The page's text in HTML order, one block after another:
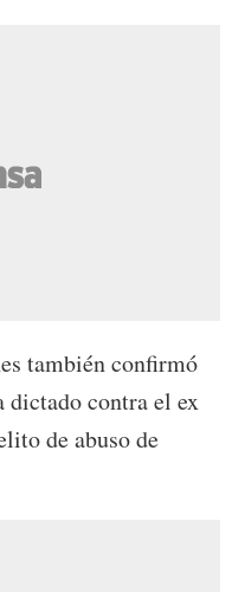
también confirmó
dictado contra el ex
de abuso de